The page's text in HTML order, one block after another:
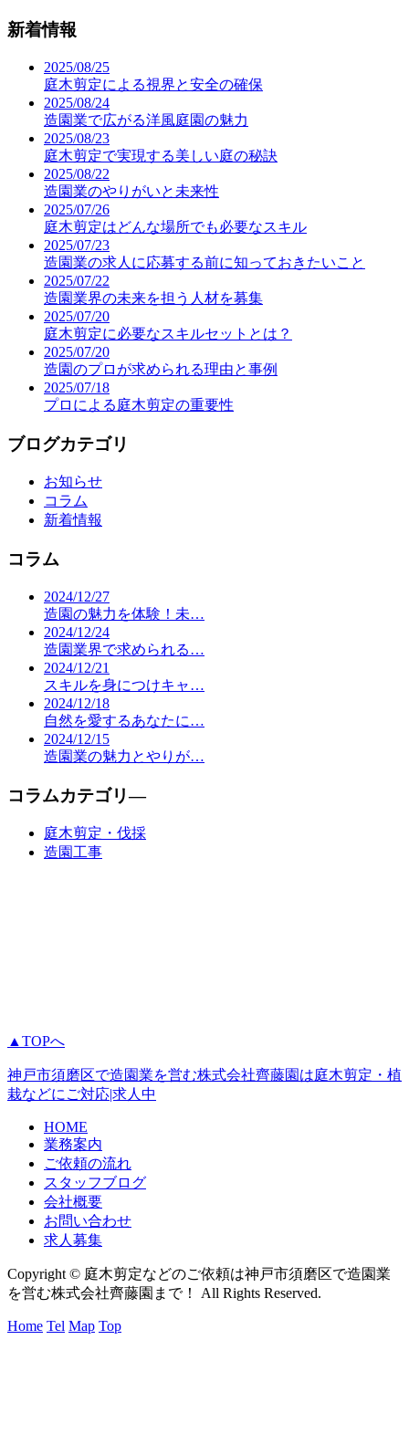
新着情報
2025/08/25
庭木剪定による視界と安全の確保
2025/08/24
造園業で広がる洋風庭園の魅力
2025/08/23
庭木剪定で実現する美しい庭の秘訣
2025/08/22
造園業のやりがいと未来性
2025/07/26
庭木剪定はどんな場所でも必要なスキル
2025/07/23
造園業の求人に応募する前に知っておきたいこと
2025/07/22
造園業界の未来を担う人材を募集
2025/07/20
庭木剪定に必要なスキルセットとは？
2025/07/20
造園のプロが求められる理由と事例
2025/07/18
プロによる庭木剪定の重要性
ブログカテゴリ
お知らせ
コラム
新着情報
コラム
2024/12/27
造園の魅力を体験！未…
2024/12/24
造園業界で求められる…
2024/12/21
スキルを身につけキャ…
2024/12/18
自然を愛するあなたに…
2024/12/15
造園業の魅力とやりが…
コラムカテゴリ―
庭木剪定・伐採
造園工事
▲TOPへ
神戸市須磨区で造園業を営む株式会社齊藤園は庭木剪定・植
栽などにご対応|求人中
HOME
業務案内
ご依頼の流れ
スタッフブログ
会社概要
お問い合わせ
求人募集
Copyright © 庭木剪定などのご依頼は神戸市須磨区で造園業
を営む株式会社齊藤園まで！ All Rights Reserved.
Home Tel Map Top